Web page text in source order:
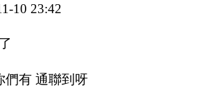
10 23:42
有 通聯到呀